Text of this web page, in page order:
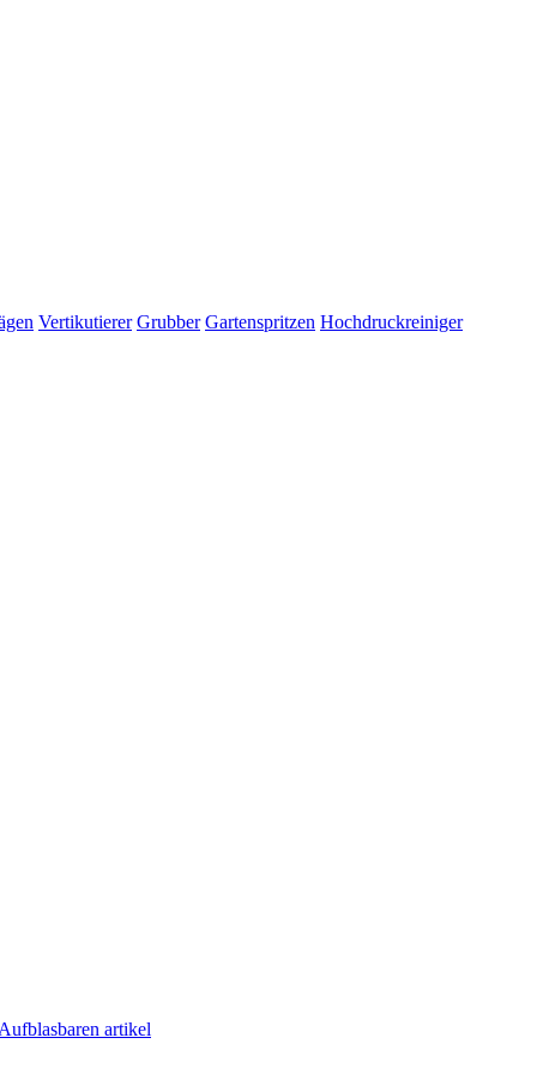
Vertikutierer Grubber Gartenspritzen Hochdruckreiniger
Aufblasbaren artikel